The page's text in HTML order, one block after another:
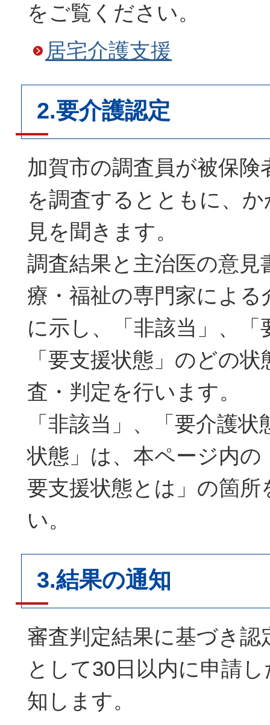
をご覧ください。
居宅介護支援
2.要介護認定
加賀市の調査員が被保険
を調査するとともに、
見を聞きます。
調査結果と主治医の意見
療・福祉の専門家による
に示し、「非該当」、「
「要支援状態」のどの
査・判定を行います。
「非該当」、「要介護
状態」は、本ページ内の
要支援状態とは」の箇所
い。
3.結果の通知
審査判定結果に基づき認
として30日以内に申請
知します。